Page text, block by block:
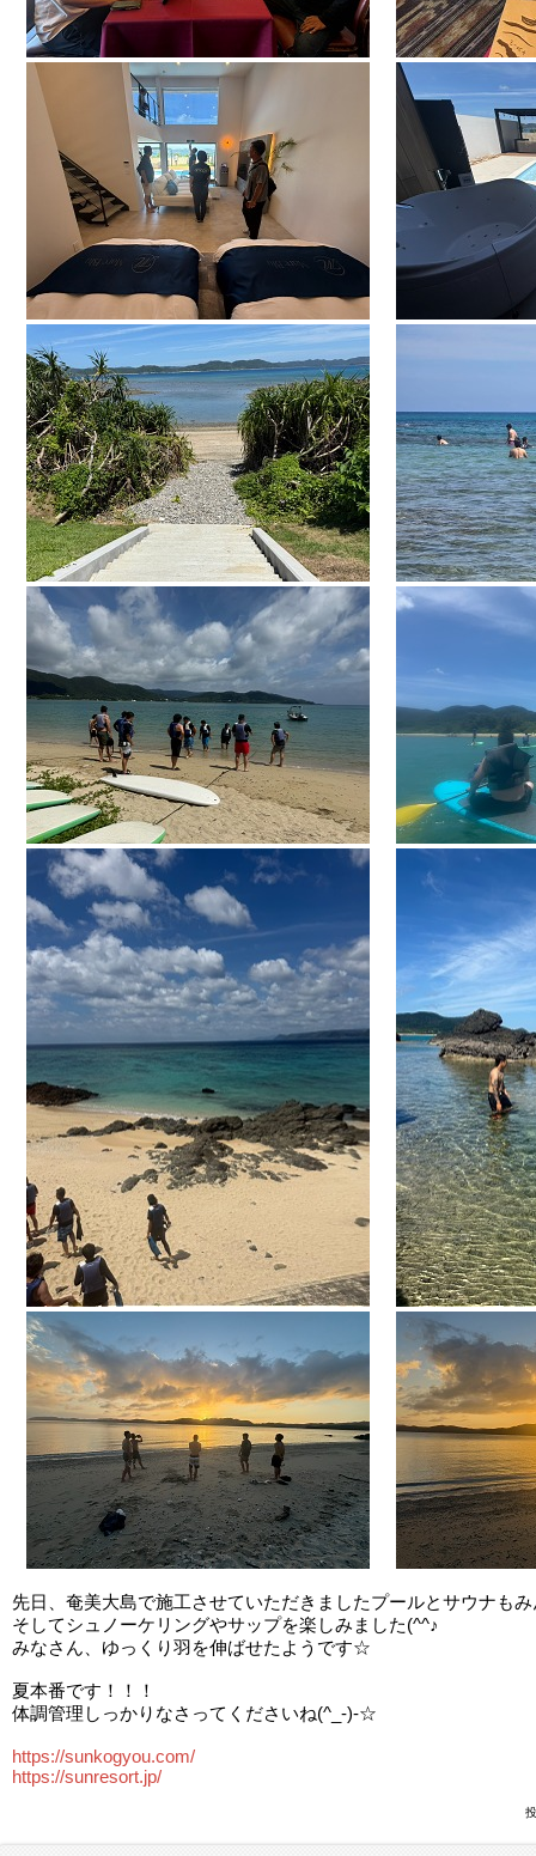
先日、奄美大島で施工させていただきましたプールとサウナも
そしてシュノーケリングやサップを楽しみました(^^♪
みなさん、ゆっくり羽を伸ばせたようです☆
夏本番です！！！
体調管理しっかりなさってくださいね(^_-)-☆
https://sunkogyou.com/
https://sunresort.jp/